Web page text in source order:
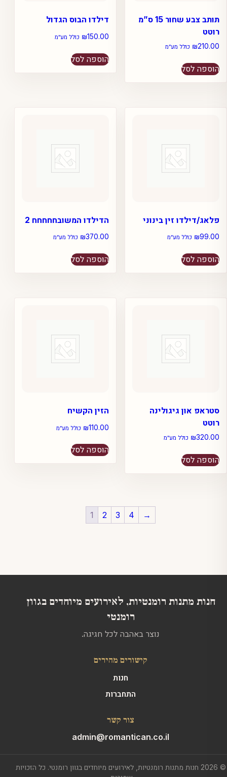
דילדו הבוס הגדול
₪150.00 כולל מע״מ
הוספה לסל
תותב צבע שחור 15 ס”מ
רוטט
₪210.00 כולל מע״מ
הוספה לסל
הדילדו המשובחחחחח 2
₪370.00 כולל מע״מ
הוספה לסל
פלאג/דילדו זין בינוני
₪99.00 כולל מע״מ
הוספה לסל
הזין הקשיח
₪110.00 כולל מע״מ
הוספה לסל
סטראפ און גיגולינה
רוטט
₪320.00 כולל מע״מ
הוספה לסל
1 2 3 4 →
חנות מתנות רומנטיות, לאירועים מיוחדים בגוון
רומנטי
נוצר באהבה לכל חגיגה.
קישורים מהירים
חנות
התחברות
צור קשר
admin@romantican.co.il
© 2026 חנות מתנות רומנטיות, לאירועים מיוחדים בגוון רומנטי. כל הזכויות